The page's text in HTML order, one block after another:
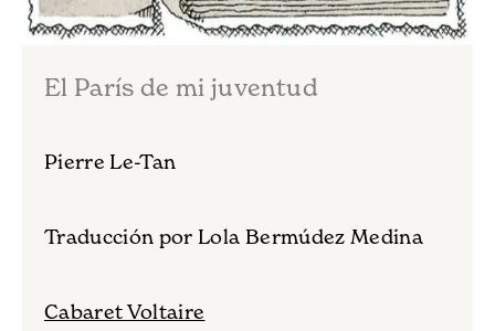
El París de mi juventud
Pierre Le-Tan
Traducción por Lola Bermúdez Medina
Cabaret Voltaire